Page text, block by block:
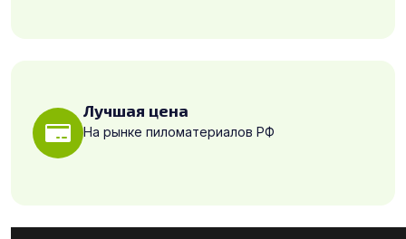
Лучшая цена
На рынке пиломатериалов РФ